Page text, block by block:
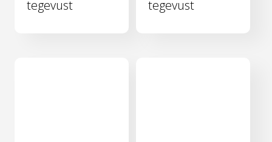
tegevust
tegevust